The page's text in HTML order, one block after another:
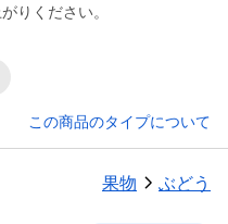
りください。
この商品のタイプについて
果物 ぶどう